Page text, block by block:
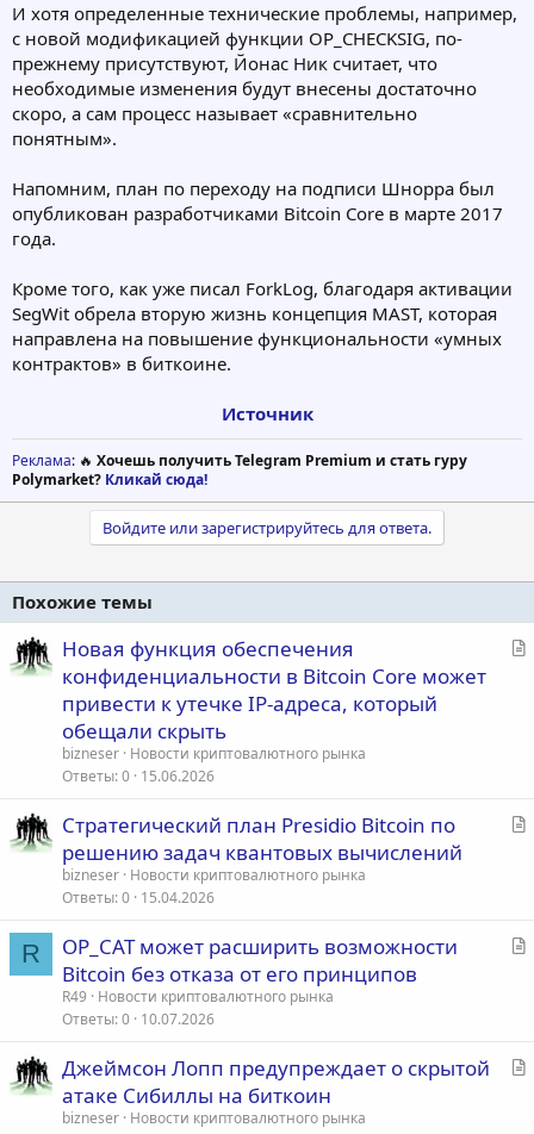
И хотя определенные технические проблемы, например,
с новой модификацией функции OP_CHECKSIG, по-
прежнему присутствуют, Йонас Ник считает, что
необходимые изменения будут внесены достаточно
скоро, а сам процесс называет «сравнительно
понятным».
Напомним, план по переходу на подписи Шнорра был
опубликован разработчиками Bitcoin Core в марте 2017
года.
Кроме того, как уже писал ForkLog, благодаря активации
SegWit обрела вторую жизнь концепция MAST, которая
направлена на повышение функциональности «умных
контрактов» в биткоине.
Источник
Реклама: 🔥 Хочешь получить Telegram Premium и стать гуру
Polymarket? Кликай сюда!
Войдите или зарегистрируйтесь для ответа.
Похожие темы
С
Новая функция обеспечения
конфиденциальности в Bitcoin Core может
привести к утечке IP-адреса, который
обещали скрыть
bizneser Новости криптовалютного рынка
Ответы 0 15.06.2026
С
я
Стратегический план Presidio Bitcoin по
решению задач квантовых вычислений
bizneser Новости криптовалютного рынка
Ответы 0 15.04.2026
R
С
я
OP_CAT может расширить возможности
Bitcoin без отказа от его принципов
R49
Новости криптовалютного рынка
Ответы 0 10.07.2026
С
Джеймсон Лопп предупреждает о скрытой
атаке Сибиллы на биткоин
bizneser Новости криптовалютного рынка